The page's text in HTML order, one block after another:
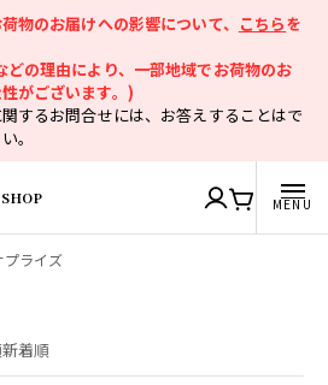
物のお届けへの影響について、 こちらを
の理由により、一部地域でお荷物のお
がございます。)
するお問合せには、お答えすることはで
。
プライズ
新着順